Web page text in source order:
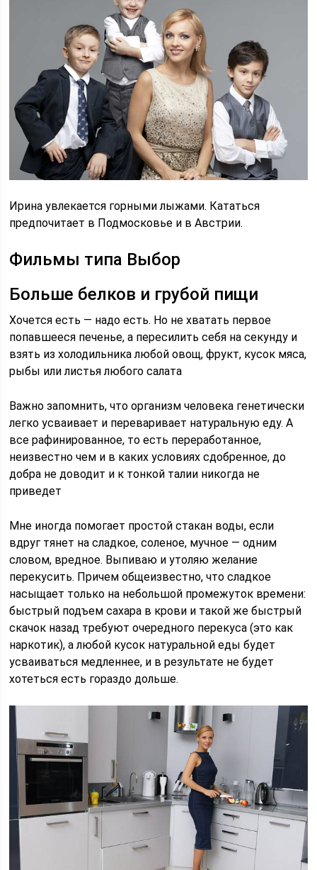
Ирина увлекается горными лыжами. Кататься
предпочитает в Подмосковье и в Австрии.
Фильмы типа Выбор
Больше белков и грубой пищи
Хочется есть — надо есть. Но не хватать первое
попавшееся печенье, а пересилить себя на секунду и
взять из холодильника любой овощ, фрукт, кусок мяса,
рыбы или листья любого салата
Важно запомнить, что организм человека генетически
легко усваивает и переваривает натуральную еду. А
все рафинированное, то есть переработанное,
неизвестно чем и в каких условиях сдобренное, до
добра не доводит и к тонкой талии никогда не
приведет
Мне иногда помогает простой стакан воды, если
вдруг тянет на сладкое, соленое, мучное — одним
словом, вредное. Выпиваю и утоляю желание
перекусить. Причем общеизвестно, что сладкое
насыщает только на небольшой промежуток времени:
быстрый подъем сахара в крови и такой же быстрый
скачок назад требуют очередного перекуса (это как
наркотик), а любой кусок натуральной еды будет
усваиваться медленнее, и в результате не будет
хотеться есть гораздо дольше.